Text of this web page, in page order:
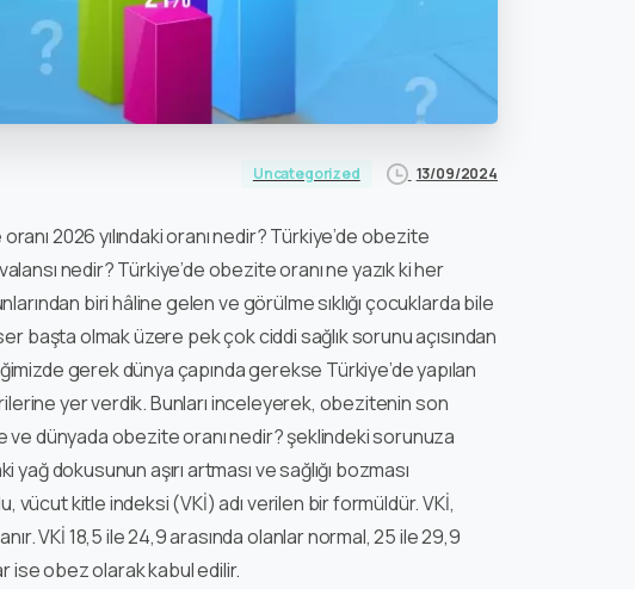
Uncategorized 13/09/2024
2026 yılındaki oranı nedir? Türkiye’de obezite
nedir? Türkiye’de obezite oranı ne yazık ki her
biri hâline gelen ve görülme sıklığı çocuklarda bile
başta olmak üzere pek çok ciddi sağlık sorunu açısından
gerek dünya çapında gerekse Türkiye’de yapılan
yer verdik. Bunları inceleyerek, obezitenin son
ve dünyada obezite oranı nedir? şeklindeki sorunuza
dokusunun aşırı artması ve sağlığı bozması
vücut kitle indeksi (VKİ) adı verilen bir formüldür. VKİ,
VKİ 18,5 ile 24,9 arasında olanlar normal, 25 ile 29,9
ise obez olarak kabul edilir.